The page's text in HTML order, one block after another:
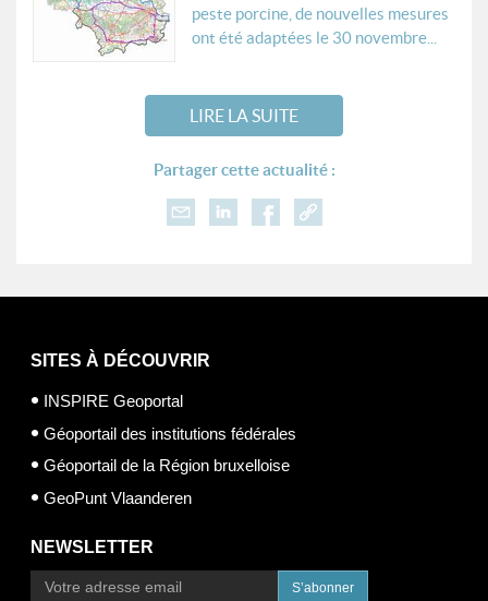
peste porcine, de nouvelles mesures
ont été adaptées le 30 novembre...
LIRE LA SUITE
Partager cette actualité :
SITES À DÉCOUVRIR
INSPIRE Geoportal
Géoportail des institutions fédérales
Géoportail de la Région bruxelloise
GeoPunt Vlaanderen
NEWSLETTER
S’abonner